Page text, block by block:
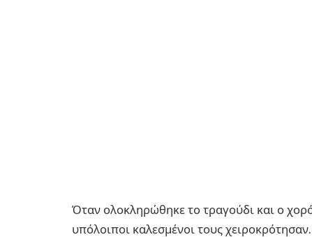
Όταν ολοκληρώθηκε το τραγούδι και ο
υπόλοιποι καλεσμένοι τους